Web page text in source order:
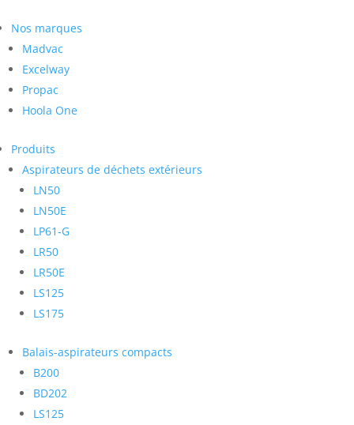
Nos marques
Madvac
Excelway
Propac
Hoola One
Produits
Aspirateurs de déchets extérieurs
LN50
LN50E
LP61-G
LR50
LR50E
LS125
LS175
Balais-aspirateurs compacts
B200
BD202
LS125